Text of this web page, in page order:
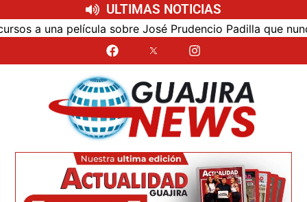
ULTIMAS NOTICIAS
película sobre José Prudencio Padilla que nunca